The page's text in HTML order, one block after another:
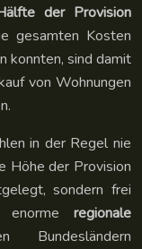
der Provision
gesamten Kosten
konnten, sind damit
von Wohnungen
in der Regel nie
Höhe der Provision
sondern frei
enorme regionale